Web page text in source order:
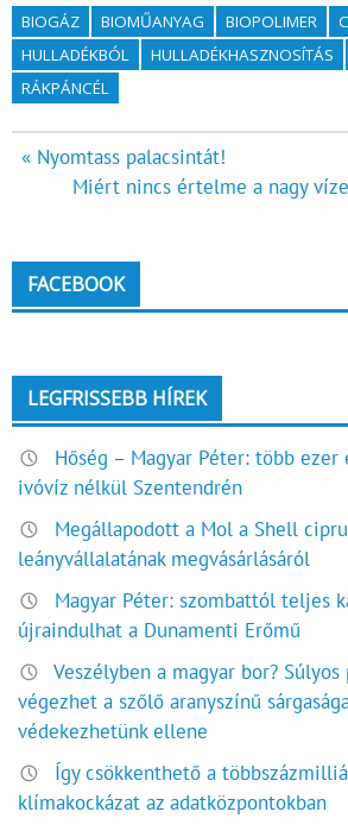
BIOGÁZ BIOMŰANYAG BIOPOLIMER
HULLADÉKBÓL
HULLADÉKHASZNOSÍTÁS
RÁKPÁNCÉL
Bejegyzés
navigáció
« Nyomtass palacsintát!
Miért nincs értelme a nagy
FACEBOOK
LEGFRISSEBB HÍREK
Hőség – Magyar Péter: több
ivóvíz nélkül Szentendrén
Megállapodott a Mol a Shell
leányvállalatának megvásárlásáról
Magyar Péter: szombattól teljes
újraindulhat a Dunamenti Erőmű
Veszélyben a magyar bor?
végezhet a szőlő aranyszínű
védekezhetünk ellene
Így csökkenthető a
klímakockázat az adatközpontokban